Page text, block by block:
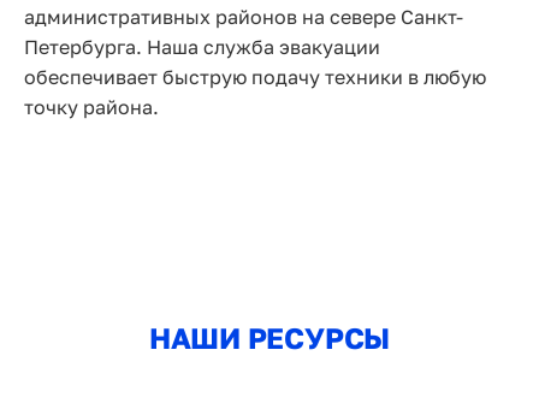
административных районов на севере Санкт-
Петербурга. Наша служба эвакуации
обеспечивает быструю подачу техники в любую
точку района.
НАШИ РЕСУРСЫ